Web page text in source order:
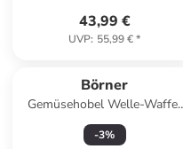
43,99 €
UVP: 55,99 €*
Börner
Gemüsehobel Welle-Waffel
PowerLine mit Fruchthalter in
orange
-3%